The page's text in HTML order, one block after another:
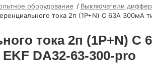
оборудование
Выключатели
тока 2п (1P+N) C 63А 300мА
тока 2п (1P+N) C
DA32-63-300-pro